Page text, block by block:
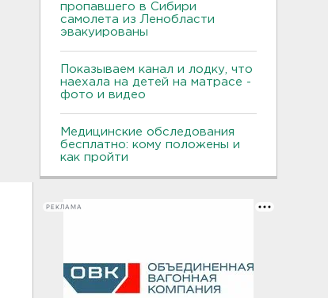
пропавшего в Сибири
самолета из Ленобласти
эвакуированы
Показываем канал и лодку, что
наехала на детей на матрасе -
фото и видео
Медицинские обследования
бесплатно: кому положены и
как пройти
РЕКЛАМА